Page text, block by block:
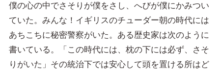
僕の心の中でさそりが僕をさし、へびが僕にかみつい
ていた。みんな！イギリスのチューダー朝の時代には
あちこちに秘密警察がいた。ある歴史家は次のように
書いている。「この時代には、枕の下には必ず、さそ
りがいた」その統治下では安心して頭を置ける所はど